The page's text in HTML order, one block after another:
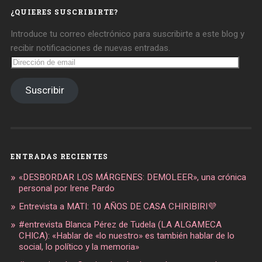
¿QUIERES SUSCRIBIRTE?
Introduce tu correo electrónico para suscribirte a este blog y
recibir notificaciones de nuevas entradas.
Dirección
de
Suscribir
ENTRADAS RECIENTES
«DESBORDAR LOS MÁRGENES: DEMOLEER», una crónica
personal por Irene Pardo
Entrevista a MATI: 10 AÑOS DE CASA CHIRIBIRI💜
#entrevista Blanca Pérez de Tudela (LA ALGAMECA
CHICA): «Hablar de «lo nuestro» es también hablar de lo
social, lo político y la memoria»